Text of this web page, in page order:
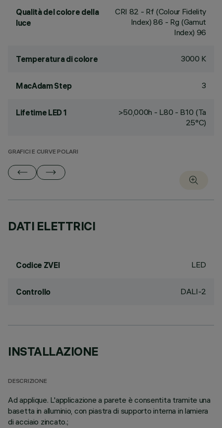
Qualità del colore della
luce
CRI 82 - Rf (Colour Fidelity
Index) 86 - Rg (Gamut
Index) 96
Temperatura di colore 3000 K
MacAdam Step 3
Lifetime LED 1
>50,000h - L80 - B10 (Ta
25°C)
GRAFICI E CURVE POLARI
DATI ELETTRICI
Codice ZVEI LED
Controllo DALI-2
INSTALLAZIONE
DESCRIZIONE
Ad applique. L'applicazione a parete è consentita tramite una
basetta in alluminio, con piastra di supporto interna in lamiera
di acciaio zincato.;